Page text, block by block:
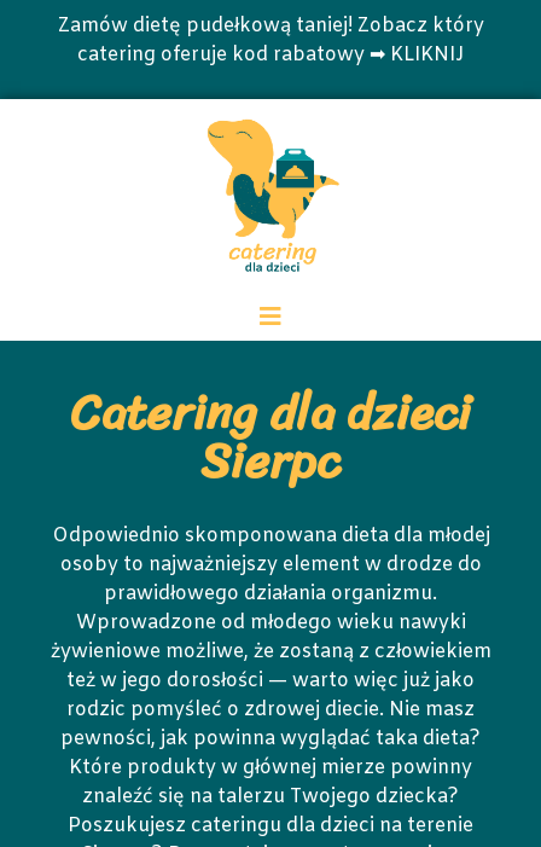
Zamów dietę pudełkową taniej! Zobacz który
catering oferuje kod rabatowy ➡ KLIKNIJ
Catering dla dzieci
Sierpc
Odpowiednio skomponowana dieta dla młodej
osoby to najważniejszy element w drodze do
prawidłowego działania organizmu.
Wprowadzone od młodego wieku nawyki
żywieniowe możliwe, że zostaną z człowiekiem
też w jego dorosłości — warto więc już jako
rodzic pomyśleć o zdrowej diecie. Nie masz
pewności, jak powinna wyglądać taka dieta?
Które produkty w głównej mierze powinny
znaleźć się na talerzu Twojego dziecka?
Poszukujesz cateringu dla dzieci na terenie